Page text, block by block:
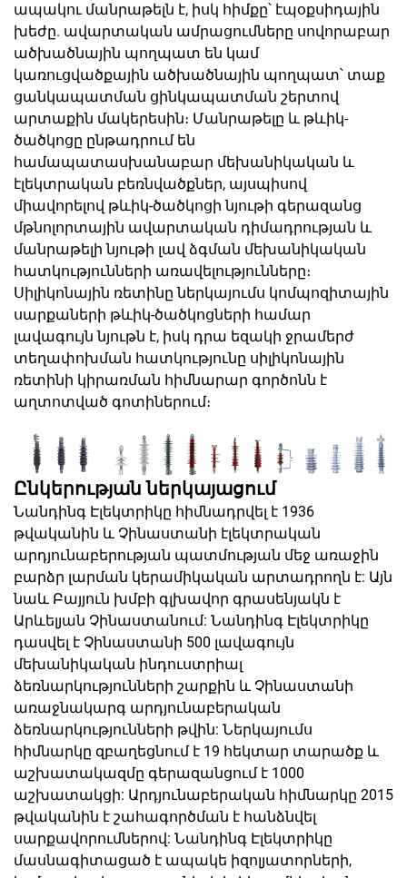
ապակու մանրաթելն է, իսկ հիմքը՝ էպօքսիդային
խեժը. ավարտական ամրացումները սովորաբար
ածխածնային պողպատ են կամ
կառուցվածքային ածխածնային պողպատ՝ տաք
ցանկապատման ցինկապատման շերտով
արտաքին մակերեսին։ Մանրաթելը և թևիկ-
ծածկոցը ընթադրում են
համապատասխանաբար մեխանիկական և
էլեկտրական բեռնվածքներ, այսպիսով
միավորելով թևիկ-ծածկոցի նյութի գերազանց
մթնոլորտային ավարտական դիմադրության և
մանրաթելի նյութի լավ ձգման մեխանիկական
հատկությունների առավելությունները։
Սիլիկոնային ռետինը ներկայումս կոմպոզիտային
սարքաների թևիկ-ծածկոցների համար
լավագույն նյութն է, իսկ դրա եզակի ջրամերժ
տեղափոխման հատկությունը սիլիկոնային
ռետինի կիրառման հիմնարար գործոնն է
աղտոտված գոտիներում։
Ընկերության ներկայացում
Նանդինգ Էլեկտրիկը հիմնադրվել է 1936
թվականին և Չինաստանի էլեկտրական
արդյունաբերության պատմության մեջ առաջին
բարձր լարման կերամիկական արտադրողն է: Այն
նաև Բայյուն խմբի գլխավոր գրասենյակն է
Արևելյան Չինաստանում: Նանդինգ Էլեկտրիկը
դասվել է Չինաստանի 500 լավագույն
մեխանիկական ինդուստրիալ
ձեռնարկությունների շարքին և Չինաստանի
առաջնակարգ արդյունաբերական
ձեռնարկությունների թվին: Ներկայումս
հիմնարկը զբաղեցնում է 19 հեկտար տարածք և
աշխատակազմը գերազանցում է 1000
աշխատակցի: Արդյունաբերական հիմնարկը 2015
թվականին է շահագործման է հանձնվել
սարքավորումներով: Նանդինգ Էլեկտրիկը
մասնագիտացած է ապակե իզոլյատորների,